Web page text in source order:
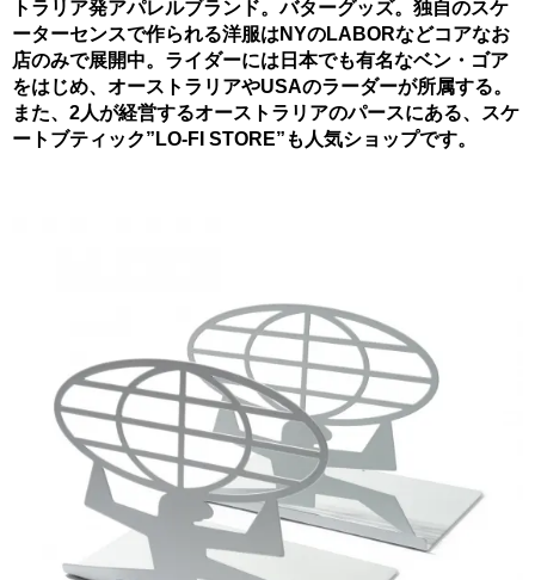
トラリア発アパレルブランド。バターグッズ。独自のスケ
ーターセンスで作られる洋服はNYのLABORなどコアなお
店のみで展開中。ライダーには日本でも有名なベン・ゴア
をはじめ、オーストラリアやUSAのラーダーが所属する。
また、2人が経営するオーストラリアのパースにある、スケ
ートブティック”LO-FI STORE”も人気ショップです。